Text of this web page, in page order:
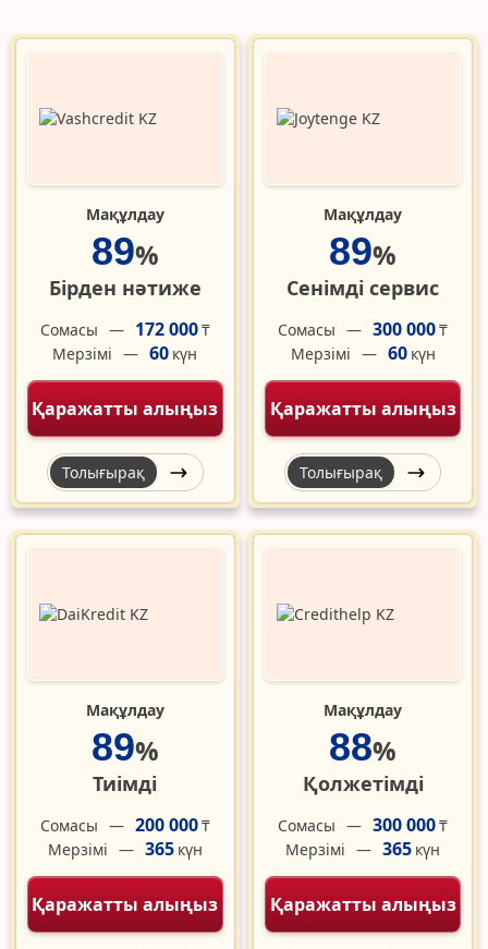
Мақұлдау
89%
Бірден нәтиже
Сомасы 172 000₸
Мерзімі
60 күн
Қаражатты алыңыз
Толығырақ
Мақұлдау
89%
Сенімді сервис
Сомасы 300 000₸
Мерзімі
60 күн
Қаражатты алыңыз
Толығырақ
Мақұлдау
89%
Тиімді
Сомасы 200 000₸
Мерзімі
365 күн
Қаражатты алыңыз
Мақұлдау
88%
Қолжетімді
Сомасы 300 000₸
Мерзімі
365 күн
Қаражатты алыңыз